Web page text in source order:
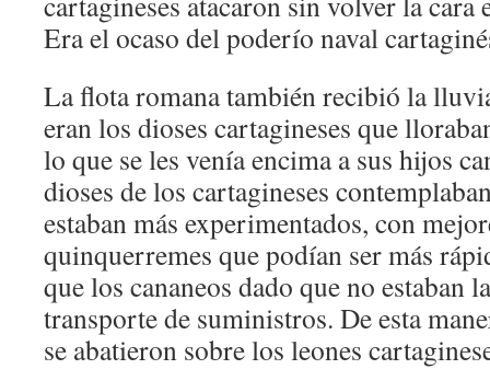
Era el ocaso del poderío naval
La flota romana también recibió la
eran los dioses cartagineses que
lo que se les venía encima a sus hijos
dioses de los cartagineses
estaban más experimentados, con
quinquerremes que podían ser más
que los cananeos dado que no estaban
transporte de suministros. De esta
se abatieron sobre los leones